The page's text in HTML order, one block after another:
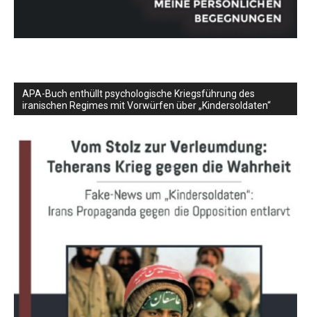
APA-Buch enthüllt psychologische Kriegsführung des
iranischen Regimes mit Vorwürfen über „Kindersoldaten“